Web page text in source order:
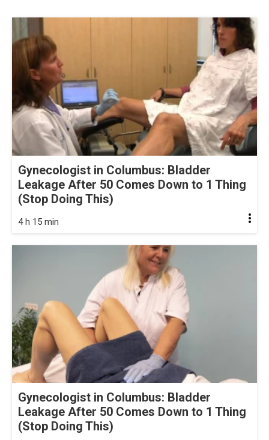
Gynecologist in Columbus: Bladder
Leakage After 50 Comes Down to 1 Thing
(Stop Doing This)
4 h 15 min
Gynecologist in Columbus: Bladder
Leakage After 50 Comes Down to 1 Thing
(Stop Doing This)